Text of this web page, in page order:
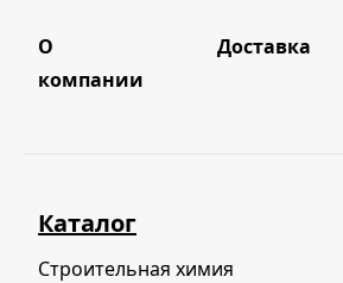
О
компании
Доставка
Каталог
Строительная химия